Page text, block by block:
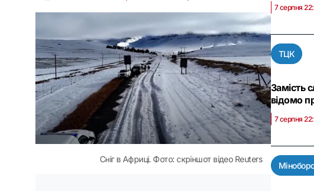
Сніг в Африці. Фото: скріншот відео Reuters
7 серпня
ТЦК
Замість
відомо
7 серпня